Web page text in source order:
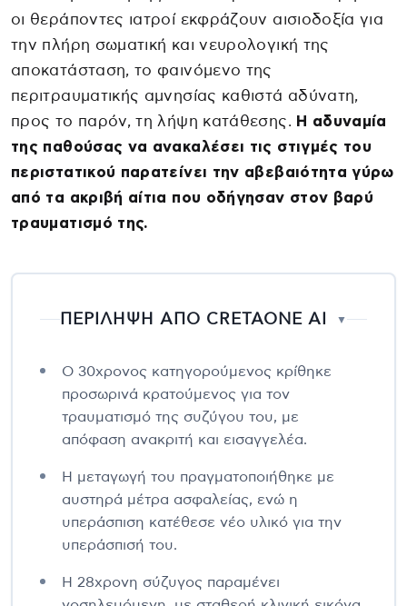
οι θεράποντες ιατροί εκφράζουν αισιοδοξία για
την πλήρη σωματική και νευρολογική της
αποκατάσταση, το φαινόμενο της
περιτραυματικής αμνησίας καθιστά αδύνατη,
προς το παρόν, τη λήψη κατάθεσης. Η αδυναμία
της παθούσας να ανακαλέσει τις στιγμές του
περιστατικού παρατείνει την αβεβαιότητα γύρω
από τα ακριβή αίτια που οδήγησαν στον βαρύ
τραυματισμό της.
ΠΕΡΙΛΗΨΗ ΑΠΟ CRETAONE AI ▼
Ο 30χρονος κατηγορούμενος κρίθηκε
προσωρινά κρατούμενος για τον
τραυματισμό της συζύγου του, με
απόφαση ανακριτή και εισαγγελέα.
Η μεταγωγή του πραγματοποιήθηκε με
αυστηρά μέτρα ασφαλείας, ενώ η
υπεράσπιση κατέθεσε νέο υλικό για την
υπεράσπισή του.
Η 28χρονη σύζυγος παραμένει